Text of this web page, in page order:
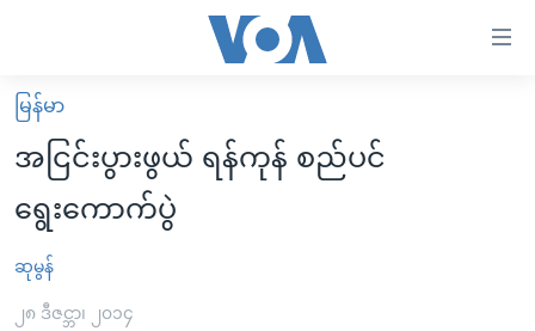
လွယ်ကူ
စေ
Link
များ
ပင်မ
မူလစာမျက်နှာ
မြန်မာ
ကမ္ဘာ့သတင်းများ
နိုင်ငံတကာ
ဗွီဒီယို
မြန်မာ
အငြင်းပွားဖွယ် ရန်ကုန် စည်ပင်
ရွေးကောက်ပွဲ
ဆုမွန်
၂၈ ဒီဇင္ဘာ၊ ၂၀၁၄